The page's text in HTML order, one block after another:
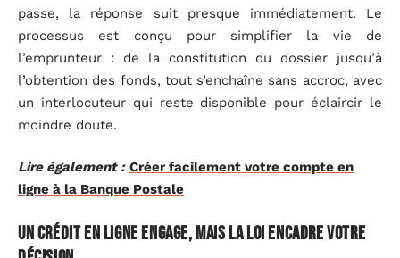
passe, la réponse suit presque immédiatement. Le
processus est conçu pour simplifier la vie de
l’emprunteur : de la constitution du dossier jusqu’à
l’obtention des fonds, tout s’enchaîne sans accroc, avec
un interlocuteur qui reste disponible pour éclaircir le
moindre doute.
Lire également : Créer facilement votre compte en
ligne à la Banque Postale
Un crédit en ligne engage, mais la loi encadre votre